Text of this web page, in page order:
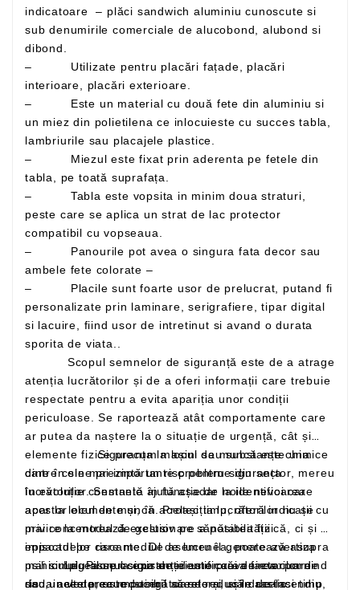
indicatoare – plăci sandwich aluminiu cunoscute si
sub denumirile comerciale de alucobond, alubond si
dibond.
– Utilizate pentru placări fațade, placări
interioare, placări exterioare.
– Este un material cu două fete din aluminiu si
un miez din polietilena ce inlocuieste cu succes tabla,
lambriurile sau placajele plastice.
– Miezul este fixat prin aderenta pe fetele din
tabla, pe toată suprafața.
– Tabla este vopsita in minim doua straturi,
peste care se aplica un strat de lac protector
compatibil cu vopseaua.
– Panourile pot avea o singura fata decor sau
ambele fete colorate –
– Placile sunt foarte usor de prelucrat, putand fi
personalizate prin laminare, serigrafiere, tipar digital
si lacuire, fiind usor de intretinut si avand o durata
sporita de viata..
atenția lucrătorilor și de a oferi informații care trebuie
respectate pentru a evita apariția unor condiții
periculoase. Se raportează atât comportamente care
ar putea da naștere la o situație de urgență, cât și
elemente fizice precum mașini sau substanțe chimice
care în sine prezintă un risc pentru siguranța
lucrătorilor. Semnele ajută așadar la identificarea
acestor elemente și, în același timp, oferă indicații cu
privire la modul de gestionare a posibilității
episoadelor riscante. De asemenea, poate avertiza
mai simplu asupra existenței unor căi de evacuare
sau unelte precum stingătoarele și ușile de incendiu,
Siguranța la locul de muncă este una
dintre cele mai importante probleme din sector, mereu
în evoluție constantă în funcție de noile nevoi care
apar la locul de muncă. Protecția lucrătorilor nu se
mai concentrează exclusiv pe sănătatea fizică, ci și pe
impactul pe care mediul de lucru îl generează asupra
psihicului. Pilonul siguranței este prevenirea: pornind
de la acesta, este posibil să se reducă drastic
Legea se ocupa de identificarea factorilor de
risc, in vederea reducerii acestora, si in acelasi timp